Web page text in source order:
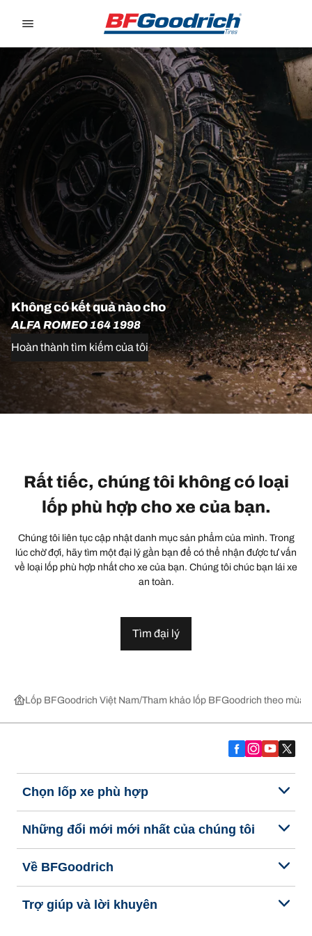
Không có kết quả nào cho
ALFA ROMEO 164 1998
Hoàn thành tìm kiếm của tôi
Rất tiếc, chúng tôi không có loại
lốp phù hợp cho xe của bạn.
Chúng tôi liên tục cập nhật danh mục sản phẩm của mình. Trong
lúc chờ đợi, hãy tìm một đại lý gần bạn để có thể nhận được tư vấn
về loại lốp phù hợp nhất cho xe của bạn. Chúng tôi chúc bạn lái xe
an toàn.
Tìm đại lý
Lốp BFGoodrich Việt Nam Tham khảo lốp BFGoodrich theo
Chọn lốp xe phù hợp
Những đổi mới mới nhất của chúng tôi
Về BFGoodrich
Trợ giúp và lời khuyên